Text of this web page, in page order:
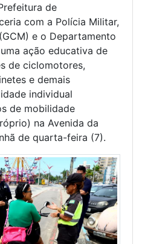
de
com a Polícia Militar,
e o Departamento
ação educativa de
de ciclomotores,
e demais
individual
de mobilidade
na Avenida da
de quarta-feira (7).